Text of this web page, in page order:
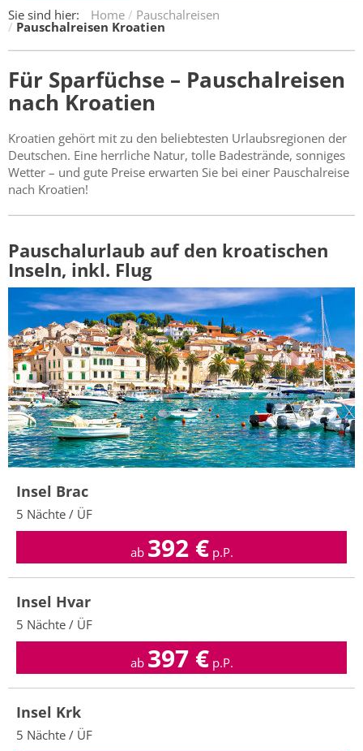
Sie sind hier: Home Pauschalreisen
Pauschalreisen Kroatien
Für Sparfüchse – Pauschalreisen
nach Kroatien
Kroatien gehört mit zu den beliebtesten Urlaubsregionen der
Deutschen. Eine herrliche Natur, tolle Badestrände, sonniges
Wetter – und gute Preise erwarten Sie bei einer Pauschalreise
nach Kroatien!
Pauschalurlaub auf den kroatischen
Inseln, inkl. Flug
Insel Brac
5 Nächte / ÜF
ab 392€ p.P.
Insel Hvar
5 Nächte / ÜF
ab 397€ p.P.
Insel Krk
5 Nächte / ÜF